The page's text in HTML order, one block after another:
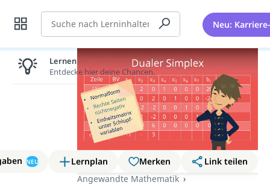
Suche Neu:
NEU Lernplan Merken
Link teilen
Angewandte Mathematik
Lernen lohnt sich!
Entdecke hier deine Chancen.